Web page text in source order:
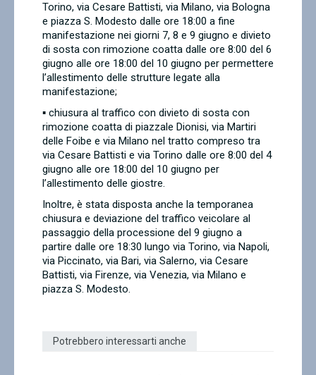
Torino, via Cesare Battisti, via Milano, via Bologna
e piazza S. Modesto dalle ore 18:00 a fine
manifestazione nei giorni 7, 8 e 9 giugno e divieto
di sosta con rimozione coatta dalle ore 8:00 del 6
giugno alle ore 18:00 del 10 giugno per permettere
l’allestimento delle strutture legate alla
manifestazione;
▪ chiusura al traffico con divieto di sosta con
rimozione coatta di piazzale Dionisi, via Martiri
delle Foibe e via Milano nel tratto compreso tra
via Cesare Battisti e via Torino dalle ore 8:00 del 4
giugno alle ore 18:00 del 10 giugno per
l’allestimento delle giostre.
Inoltre, è stata disposta anche la temporanea
chiusura e deviazione del traffico veicolare al
passaggio della processione del 9 giugno a
partire dalle ore 18:30 lungo via Torino, via Napoli,
via Piccinato, via Bari, via Salerno, via Cesare
Battisti, via Firenze, via Venezia, via Milano e
piazza S. Modesto.
Potrebbero interessarti anche